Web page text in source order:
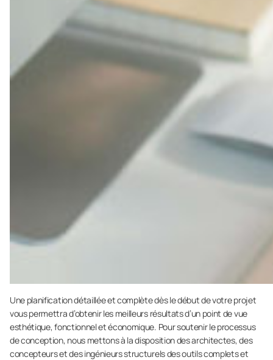
Une planification détaillée et complète dès le début de votre projet
vous permettra d’obtenir les meilleurs résultats d’un point de vue
esthétique, fonctionnel et économique. Pour soutenir le processus
de conception, nous mettons à la disposition des architectes, des
concepteurs et des ingénieurs structurels des outils complets et